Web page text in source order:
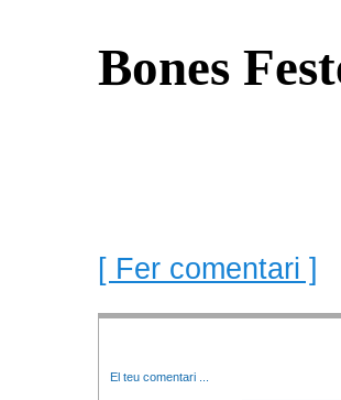
Bones
[ Fer comentari ]
El teu comentari